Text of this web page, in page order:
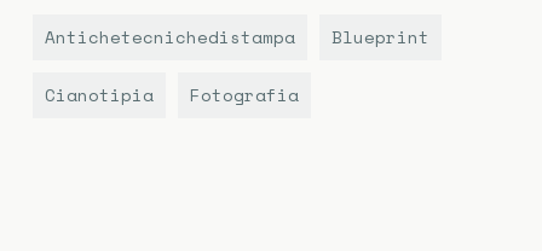
Antichetecnichedistampa Blueprint
Cianotipia Fotografia